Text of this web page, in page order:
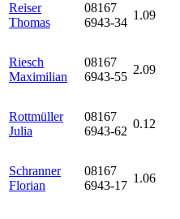
Reiser
Thomas
08167
6943-34
1.09
Riesch
Maximilian
08167
6943-55
2.09
Rottmüller
Julia
08167
6943-62
0.12
Schranner
Florian
08167
6943-17
1.06